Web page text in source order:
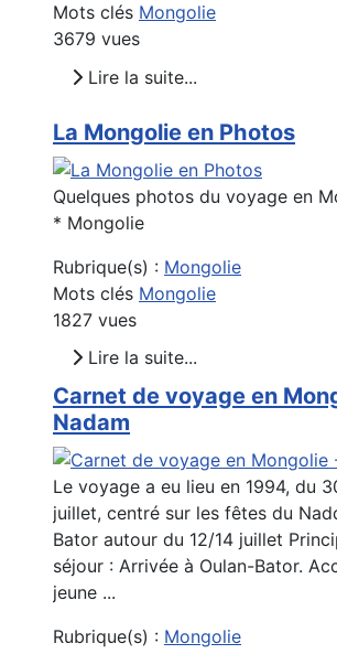
Mots clés Mongolie
3679 vues
Lire la suite...
La Mongolie en Photos
Quelques photos du voyage en
* Mongolie
Rubrique(s) : Mongolie
Mots clés Mongolie
1827 vues
Lire la suite...
Carnet de voyage en
Nadam
Le voyage a eu lieu en 1994, du
juillet, centré sur les fêtes du
Bator autour du 12/14 juillet
séjour : Arrivée à Oulan-Bator.
jeune ...
Rubrique(s) : Mongolie